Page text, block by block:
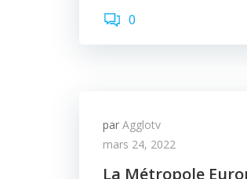
0
par Agglotv
mars 24, 2022
La Métropole